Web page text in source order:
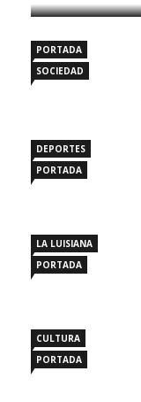
PORTADA
SOCIEDAD
DEPORTES
PORTADA
LA LUISIANA
PORTADA
CULTURA
PORTADA